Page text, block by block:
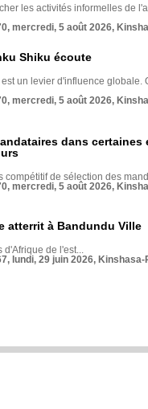
les activités informelles de
mercredi, 5 août 2026,
Shiku écoute
un levier d'influence globale.
mercredi, 5 août 2026,
dans
compétitif de sélection des
mercredi, 5 août 2026,
atterrit à Bandundu Ville
d'Afrique de l'est...
lundi, 29 juin 2026,